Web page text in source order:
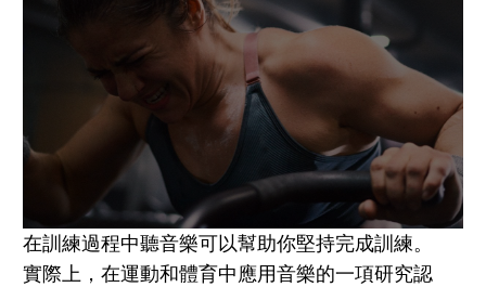
在訓練過程中聽音樂可以幫助你堅持完成訓練。
實際上，在運動和體育中應用音樂的一項研究認